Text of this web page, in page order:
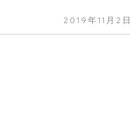
2019年11月2日